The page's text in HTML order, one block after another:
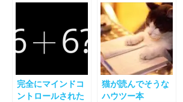
か？
完全にマインドコ
ントロールされた
猫が読んでそうな
ハウツー本